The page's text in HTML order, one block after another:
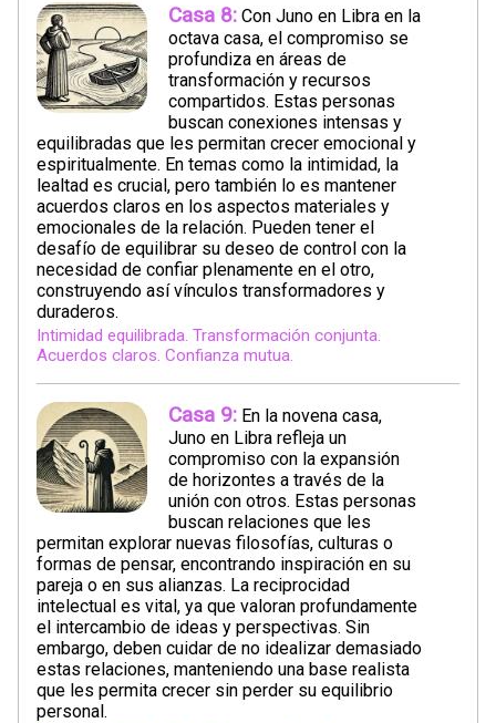
Casa 8: Con Juno en Libra en la
octava casa, el compromiso se
profundiza en áreas de
transformación y recursos
compartidos. Estas personas
buscan conexiones intensas y
equilibradas que les permitan crecer emocional y
espiritualmente. En temas como la intimidad, la
lealtad es crucial, pero también lo es mantener
acuerdos claros en los aspectos materiales y
emocionales de la relación. Pueden tener el
desafío de equilibrar su deseo de control con la
necesidad de confiar plenamente en el otro,
construyendo así vínculos transformadores y
duraderos.
Intimidad equilibrada. Transformación conjunta.
Acuerdos claros. Confianza mutua.
Casa 9: En la novena casa,
Juno en Libra refleja un
compromiso con la expansión
de horizontes a través de la
unión con otros. Estas personas
buscan relaciones que les
permitan explorar nuevas filosofías, culturas o
formas de pensar, encontrando inspiración en su
pareja o en sus alianzas. La reciprocidad
intelectual es vital, ya que valoran profundamente
el intercambio de ideas y perspectivas. Sin
embargo, deben cuidar de no idealizar demasiado
estas relaciones, manteniendo una base realista
que les permita crecer sin perder su equilibrio
personal.